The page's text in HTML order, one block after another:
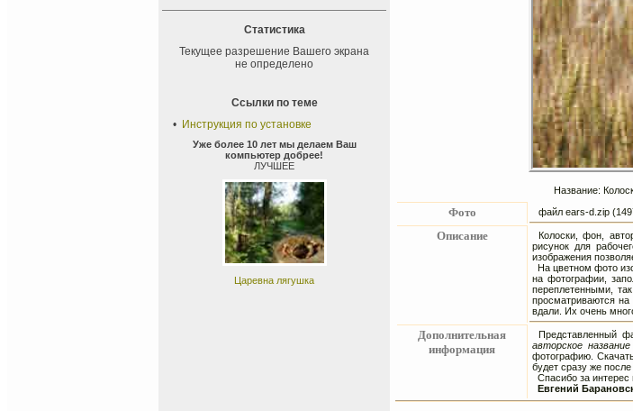
Статистика
Текущее разрешение Вашего экрана
не определено
Ссылки по теме
• Инструкция по установке
Уже более 10 лет мы делаем Ваш
компьютер добрее!
ЛУЧШЕЕ
Царевна лягушка
Название:
Фото файл ears-d.zip
Описание
Колоски, фон,
рисунок для
изображения
На цветном фото
на фотографии,
переплетенными,
просматриваются на
вдали. Их очень
Дополнительная
информация
Представленный
авторское название
фотографию.
будет сразу же
Спасибо за
Евгений